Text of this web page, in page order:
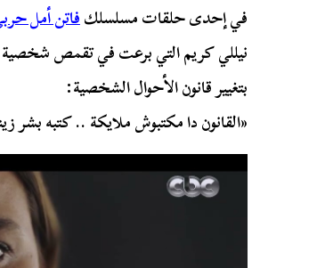
في إحدى حلقات مسلسلكفاتن أمل
نيللي كريم التي برعت في تقمص شخصية
بتغيير قانون الأحوال الشخصية:
«القانون دا مكتبوش ملايكة .. كتبه بشر